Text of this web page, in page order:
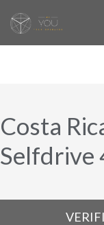
Costa
Selfdrive